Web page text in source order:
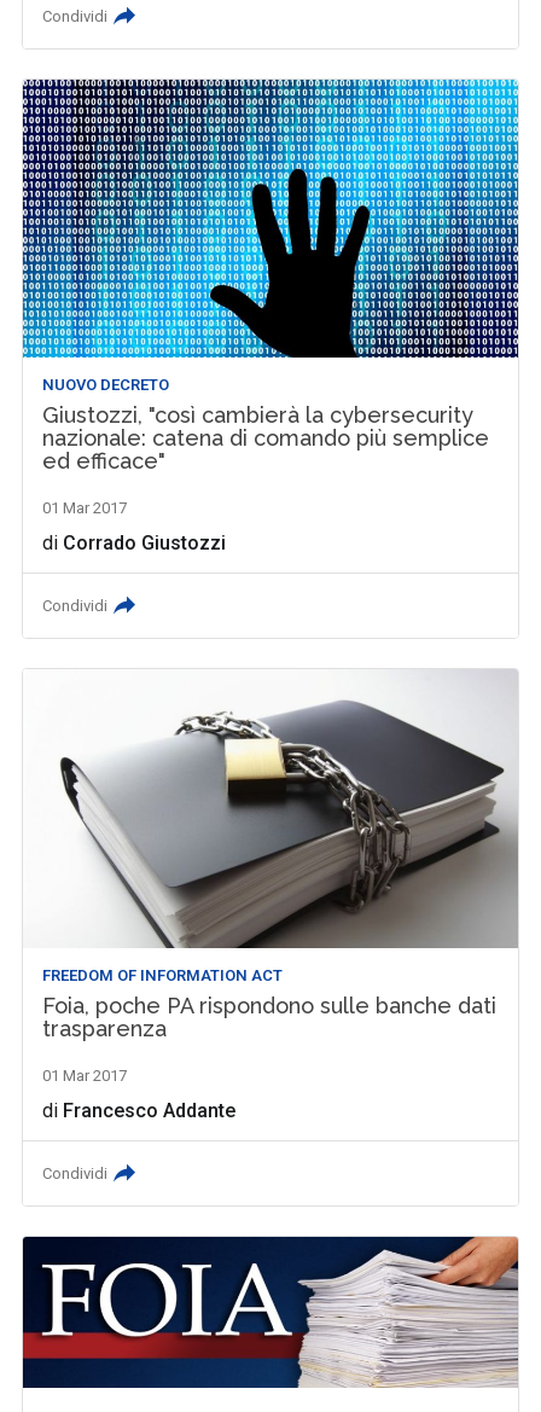
Condividi
NUOVO DECRETO
Giustozzi, "così cambierà la cybersecurity
nazionale: catena di comando più semplice
ed efficace"
01 Mar 2017
di Corrado Giustozzi
Condividi
FREEDOM OF INFORMATION ACT
Foia, poche PA rispondono sulle banche dati
trasparenza
01 Mar 2017
di Francesco Addante
Condividi